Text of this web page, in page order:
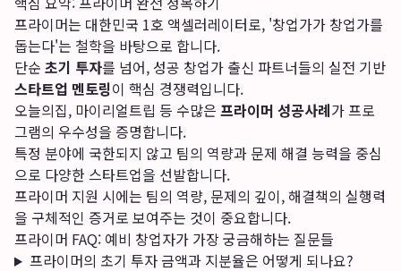
프라이머는 대한민국 1호 액셀러레이터로, '창업가가 창업가를
돕는다'는 철학을 바탕으로 합니다.
단순 초기 투자를 넘어, 성공 창업가 출신 파트너들의 실전 기반
스타트업 멘토링이 핵심 경쟁력입니다.
오늘의집, 마이리얼트립 등 수많은 프라이머 성공사례가 프로
그램의 우수성을 증명합니다.
특정 분야에 국한되지 않고 팀의 역량과 문제 해결 능력을 중심
으로 다양한 스타트업을 선발합니다.
프라이머 지원 시에는 팀의 역량, 문제의 깊이, 해결책의 실행력
을 구체적인 증거로 보여주는 것이 중요합니다.
프라이머 FAQ: 예비 창업자가 가장 궁금해하는 질문들
프라이머의 초기 투자 금액과 지분율은 어떻게 되나요?